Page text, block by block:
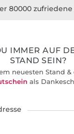
IMMER AUF
STAND SEIN?
neuesten Stand &
als